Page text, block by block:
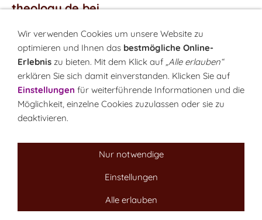
theology.de bei
...Facebook
...Twitter
Monatsrätsel
Rätseln & Gewinnen!
Über unsKontakt
Wir verwenden Cookies um unsere Website zu
optimieren und Ihnen das bestmögliche Online-
Erlebnis zu bieten. Mit dem Klick auf „Alle erlauben“
erklären Sie sich damit einverstanden. Klicken Sie auf
Einstellungen für weiterführende Informationen und die
Möglichkeit, einzelne Cookies zuzulassen oder sie zu
deaktivieren.
Nur notwendige
Einstellungen
Alle erlauben